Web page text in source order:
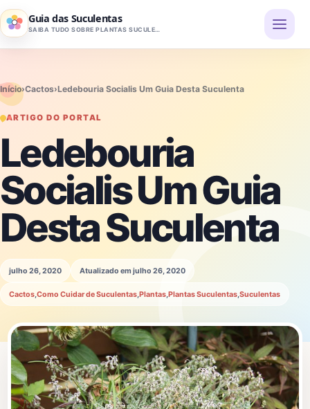
Pular para o conteúdo
Guia das Suculentas
SAIBA TUDO SOBRE PLANTAS SUCULENTAS
Início›Cactos›Ledebouria Socialis Um Guia Desta Suculenta
ARTIGO DO PORTAL
Ledebouria
Socialis Um Guia
Desta Suculenta
julho 26, 2020 Atualizado em julho 26, 2020
Cactos Como Cuidar de Suculentas Plantas Plantas Suculentas Suculentas